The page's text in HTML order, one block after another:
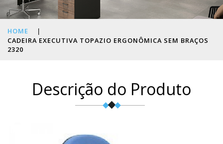
HOME
|
CADEIRA EXECUTIVA TOPAZIO ERGONÔMICA SEM BRAÇOS
2320
Descrição do Produto